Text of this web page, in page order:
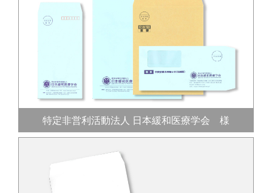
特定非営利活動法人 日本緩和医療学会 様